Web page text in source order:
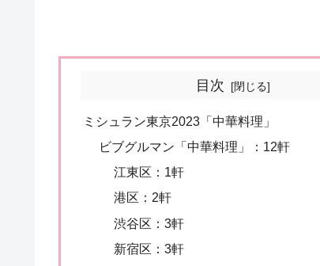
目次
ミシュラン東京2023「中華料理」
ビブグルマン「中華料理」：12軒
江東区：1軒
港区：2軒
渋谷区：3軒
新宿区：3軒